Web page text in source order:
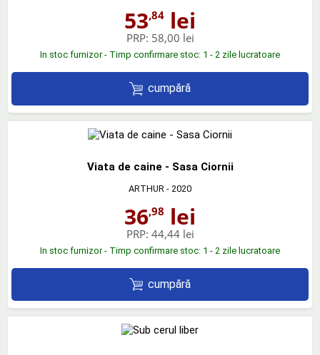
53,84 lei
PRP: 58,00 lei
In stoc furnizor - Timp confirmare stoc: 1 - 2 zile lucratoare
cumpără
Viata de caine - Sasa Ciornii
ARTHUR - 2020
36,98 lei
PRP: 44,44 lei
In stoc furnizor - Timp confirmare stoc: 1 - 2 zile lucratoare
cumpără